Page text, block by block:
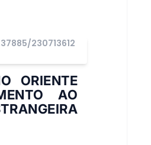
230713612
ORIENTE
AO